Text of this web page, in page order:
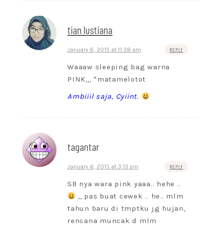
tian lustiana
January 6, 2015 at 11:38 am REPLY
Waaaw sleeping bag warna
PINK,,, *matamelotot
Ambiiil saja, Cyiint.
tagantar
January 6, 2015 at 3:13 pm REPLY
SB nya wara pink yaaa.. hehe ..
,, pas buat cewek .. he.. mlm
tahun baru di tmptku jg hujan,
rencana muncak d mlm